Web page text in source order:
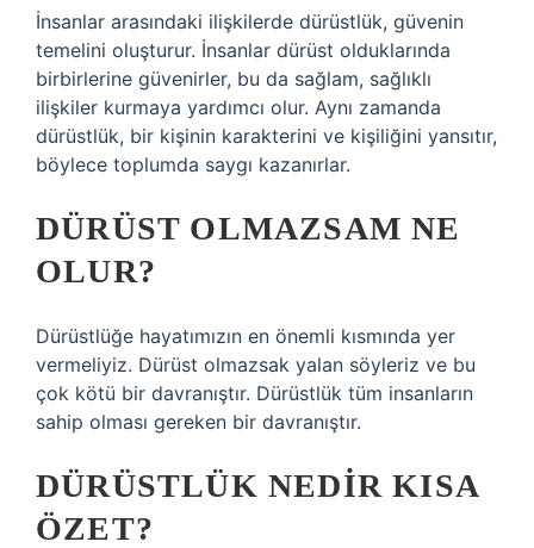
İnsanlar arasındaki ilişkilerde dürüstlük, güvenin
temelini oluşturur. İnsanlar dürüst olduklarında
birbirlerine güvenirler, bu da sağlam, sağlıklı
ilişkiler kurmaya yardımcı olur. Aynı zamanda
dürüstlük, bir kişinin karakterini ve kişiliğini yansıtır,
böylece toplumda saygı kazanırlar.
DÜRÜST OLMAZSAM NE
OLUR?
Dürüstlüğe hayatımızın en önemli kısmında yer
vermeliyiz. Dürüst olmazsak yalan söyleriz ve bu
çok kötü bir davranıştır. Dürüstlük tüm insanların
sahip olması gereken bir davranıştır.
DÜRÜSTLÜK NEDIR KISA
ÖZET?